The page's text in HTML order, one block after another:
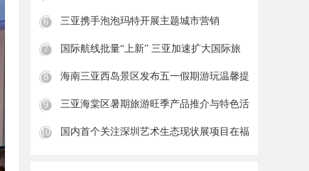
6 三亚携手泡泡玛特开展主题城市营销
7 国际航线批量“上新” 三亚加速扩大国际旅
8
海南三亚西岛景区发布五一假期游玩温馨提
9
三亚海棠区暑期旅游旺季产品推介与特色活
10
国内首个关注深圳艺术生态现状展项目在福